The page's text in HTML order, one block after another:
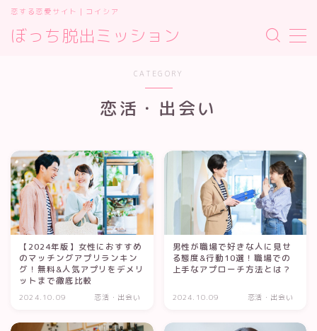
ぼっち脱出ミッション
恋する恋愛サイト｜コイシア
デモプリセット記事 #2
プライバシーポリシー
利用規約／特定商取引法に基づく表記
有料記事の決済完了ページ
運営者情報
運営者情報
CATEGORY
恋活・出会い
【2024年版】女性におすすめ
のマッチングアプリランキン
グ！無料&人気アプリをデメリ
ットまで徹底比較
2024.10.09 恋活・出会い
男性が職場で好きな人に見せ
る態度&行動10選！職場での
上手なアプローチ方法とは？
2024.10.09 恋活・出会い